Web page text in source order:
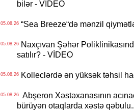
bilər - VİDEO
05.08.26“Sea Breeze“də mənzil
05.08.26Naxçıvan Şəhər
satılır? - VİDEO
05.08.26Kolleclərdə ən yüksək təhsil
05.08.26Abşeron Xəstəxanasının
bürüyən otaqlarda xəstə